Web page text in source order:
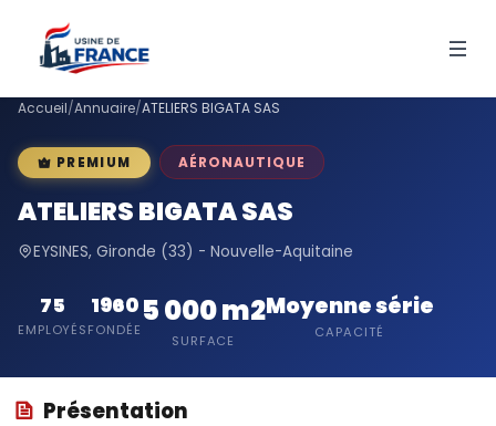
Accueil/Annuaire/ATELIERS BIGATA SAS
PREMIUM AÉRONAUTIQUE
ATELIERS BIGATA SAS
EYSINES, Gironde (33) - Nouvelle-Aquitaine
75
EMPLOYÉS
1960
FONDÉE
5 000 m2
SURFACE
Moyenne série
CAPACITÉ
Présentation